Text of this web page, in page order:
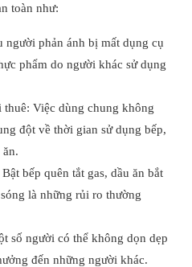
toàn như:
người phản ánh bị mất dụng cụ
phẩm do người khác sử dụng
thuê: Việc dùng chung không
đột về thời gian sử dụng bếp,
bếp quên tắt gas, dầu ăn bắt
là những rủi ro thường
số người có thể không dọn dẹp
đến những người khác.